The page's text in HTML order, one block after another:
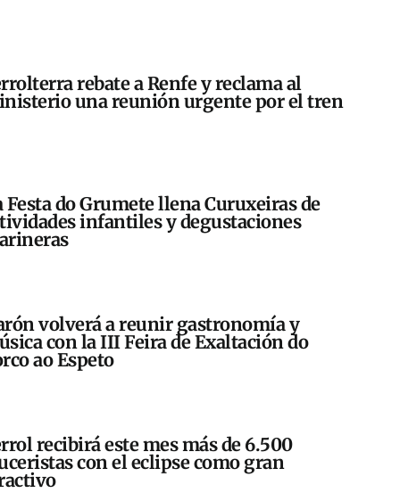
rebate a Renfe y reclama al
una reunión urgente por el tren
Festa do Grumete llena Curuxeiras de
infantiles y degustaciones
volverá a reunir gastronomía y
con la III Feira de Exaltación do
ao Espeto
recibirá este mes más de 6.500
con el eclipse como gran